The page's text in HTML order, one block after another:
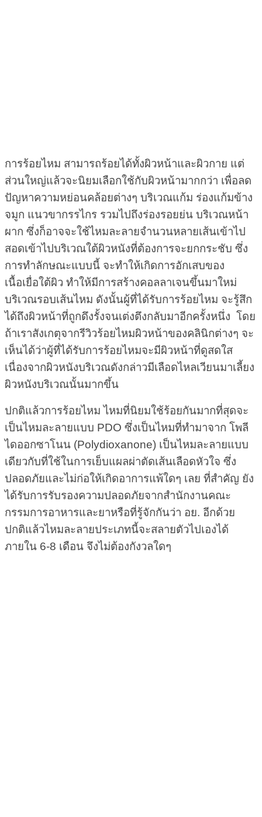
การร้อยไหม สามารถร้อยได้ทั้งผิวหน้าและผิวกาย แต่
ส่วนใหญ่แล้วจะนิยมเลือกใช้กับผิวหน้ามากกว่า เพื่อลด
ปัญหาความหย่อนคล้อยต่างๆ บริเวณแก้ม ร่องแก้มข้าง
จมูก แนวขากรรไกร รวมไปถึงร่องรอยย่น บริเวณหน้า
ผาก ซึ่งก็อาจจะใช้ไหมละลายจำนวนหลายเส้นเข้าไป
สอดเข้าไปบริเวณใต้ผิวหนังที่ต้องการจะยกกระชับ ซึ่ง
การทำลักษณะแบบนี้ จะทำให้เกิดการอักเสบของ
เนื้อเยื่อใต้ผิว ทำให้มีการสร้างคอลลาเจนขึ้นมาใหม่
บริเวณรอบเส้นไหม ดังนั้นผู้ที่ได้รับการร้อยไหม จะรู้สึก
ได้ถึงผิวหน้าที่ถูกดึงรั้งจนเต่งตึงกลับมาอีกครั้งหนึ่ง โดย
ถ้าเราสังเกตุจากรีวิวร้อยไหมผิวหน้าของคลินิกต่างๆ จะ
เห็นได้ว่าผู้ที่ได้รับการร้อยไหมจะมีผิวหน้าที่ดูสดใส
เนื่องจากผิวหนังบริเวณดังกล่าวมีเลือดไหลเวียนมาเลี้ยง
ผิวหนังบริเวณนั้นมากขึ้น
ปกติแล้วการร้อยไหม ไหมที่นิยมใช้ร้อยกันมากที่สุดจะ
เป็นไหมละลายแบบ PDO ซึ่งเป็นไหมที่ทำมาจาก โพลี
ไดออกซาโนน (Polydioxanone) เป็นไหมละลายแบบ
เดียวกับที่ใช้ในการเย็บแผลผ่าตัดเส้นเลือดหัวใจ ซึ่ง
ปลอดภัยและไม่ก่อให้เกิดอาการแพ้ใดๆ เลย ที่สำคัญ ยัง
ได้รับการรับรองความปลอดภัยจากสำนักงานคณะ
กรรมการอาหารและยาหรือที่รู้จักกันว่า อย. อีกด้วย
ปกติแล้วไหมละลายประเภทนี้จะสลายตัวไปเองได้
ภายใน 6-8 เดือน จึงไม่ต้องกังวลใดๆ